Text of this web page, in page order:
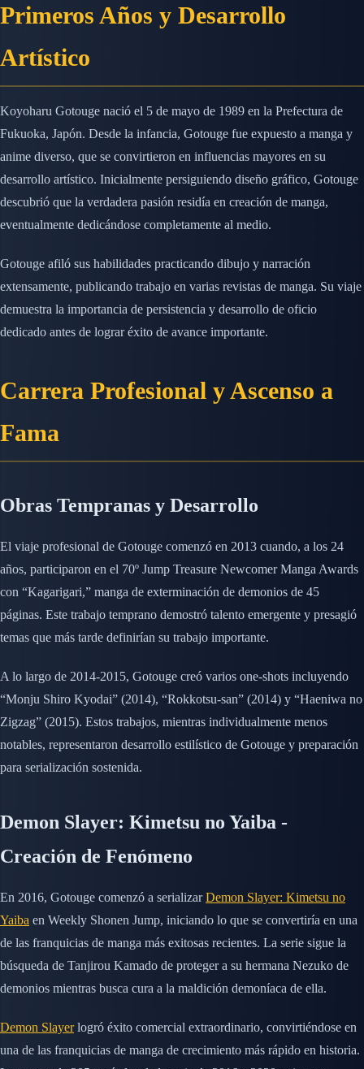
Primeros Años y Desarrollo
Artístico
Koyoharu Gotouge nació el 5 de mayo de 1989 en la Prefectura de
Fukuoka, Japón. Desde la infancia, Gotouge fue expuesto a manga y
anime diverso, que se convirtieron en influencias mayores en su
desarrollo artístico. Inicialmente persiguiendo diseño gráfico, Gotouge
descubrió que la verdadera pasión residía en creación de manga,
eventualmente dedicándose completamente al medio.
Gotouge afiló sus habilidades practicando dibujo y narración
extensamente, publicando trabajo en varias revistas de manga. Su viaje
demuestra la importancia de persistencia y desarrollo de oficio
dedicado antes de lograr éxito de avance importante.
Carrera Profesional y Ascenso a
Fama
Obras Tempranas y Desarrollo
El viaje profesional de Gotouge comenzó en 2013 cuando, a los 24
años, participaron en el 70º Jump Treasure Newcomer Manga Awards
con “Kagarigari,” manga de exterminación de demonios de 45
páginas. Este trabajo temprano demostró talento emergente y presagió
temas que más tarde definirían su trabajo importante.
A lo largo de 2014-2015, Gotouge creó varios one-shots incluyendo
“Monju Shiro Kyodai” (2014), “Rokkotsu-san” (2014) y “Haeniwa no
Zigzag” (2015). Estos trabajos, mientras individualmente menos
notables, representaron desarrollo estilístico de Gotouge y preparación
para serialización sostenida.
Demon Slayer: Kimetsu no Yaiba -
Creación de Fenómeno
En 2016, Gotouge comenzó a serializarDemon Slayer: Kimetsu no
Yaiba en Weekly Shonen Jump, iniciando lo que se convertiría en una
de las franquicias de manga más exitosas recientes. La serie sigue la
búsqueda de Tanjirou Kamado de proteger a su hermana Nezuko de
demonios mientras busca cura a la maldición demoníaca de ella.
Demon Slayerlogró éxito comercial extraordinario, convirtiéndose en
una de las franquicias de manga de crecimiento más rápido en historia.